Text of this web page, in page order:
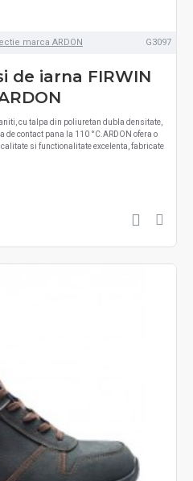
marca ARDON G3097
de iarna FIRWIN
cu talpa din poliuretan dubla densitate,
contact pana la 110 °C.ARDON ofera o
si functionalitate excelenta, fabricate